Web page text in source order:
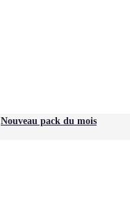
Nouveau pack du mois